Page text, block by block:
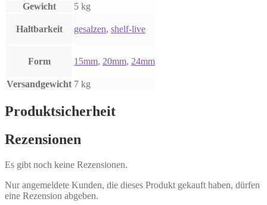
Gewicht 5 kg
Haltbarkeit gesalzen, shelf-live
Form 15mm, 20mm, 24mm
Versandgewicht 7 kg
Produktsicherheit
Rezensionen
Es gibt noch keine Rezensionen.
Nur angemeldete Kunden, die dieses Produkt gekauft haben, dürfen
eine Rezension abgeben.